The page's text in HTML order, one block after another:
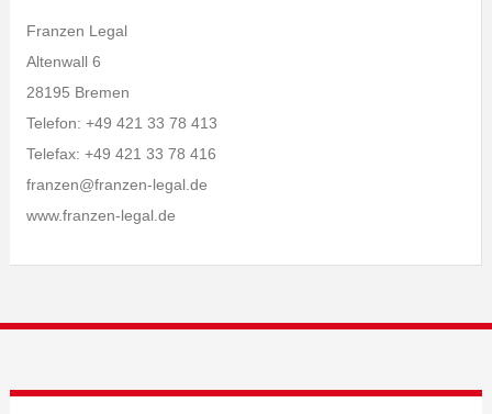
Franzen Legal
Altenwall 6
28195 Bremen
Telefon: +49 421 33 78 413
Telefax: +49 421 33 78 416
franzen@franzen-legal.de
www.franzen-legal.de